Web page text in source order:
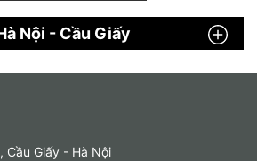
Nội - Cầu Giấy
Cầu Giấy - Hà Nội